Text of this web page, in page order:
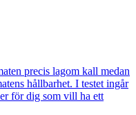
precis lagom kall medan
hållbarhet. I testet ingår
för dig som vill ha ett